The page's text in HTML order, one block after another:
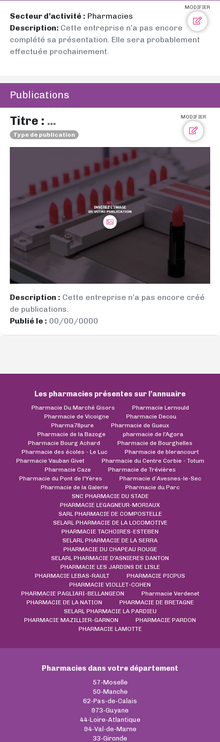
MODIFIER
Secteur d’activité : Pharmacies
Description: Cette entreprise n’a pas encore
complété sa présentation. Elle sera probablement
effectuée prochainement.
Publications
MODIFIER
Titre : ...
Type de publication
Description : Cette entreprise n’a pas encore créé
de publications.
Publié le : 00/00/0000
Les pharmacies présentes sur l’annuaire
Pharmacie Du Marché Gisors
Pharmacie Lernould
Pharmacie de Vicoigne
Pharmacie Decou
Pharma78pure
Pharmacie de Gueux
Pharmacie de la Bazoge
pharmacie de l'Agora
Pharmacie Bourg Achard
Pharmacie de Bourghelles
Pharmacie des écoles - Le Luc
Pharmacie de blerancourt
Pharmacie Vauban Givet
Pharmacie du Centre Corbie - Totum
Pharmacie Caze
Pharmacie de Trévières
Pharmacie du Pont de l'Yères
Pharmacie d’Avesnes-le-Sec
Pharmacie de la Galerie
Pharmacie du Parc
SNC PHARMACIE DU STADE
PHARMACIE LEGAGNEUR-MORIAUX
SARL PHARMACIE DE COMPOSTELLE
SELARL PHARMACIE DE LA LOCOMOTIVE
PHARMACIE TACHOIRES-ESTEBEN
SELARL PHARMACIE DE LA SERRA
PHARMACIE DU CHAPEAU ROUGE
SELARL PHARMACIE D'ASNIERES DANTON
PHARMACIE LES JARDINS DE LISLE
PHARMACIE LEBAS-RAULT
PHARMACIE PICPUS
PHARMACIE VIOLLET-COHEN
PHARMACIE PAGLIARI-BELLANGEON
Pharmacie Verdenet
PHARMACIE DE LA NATION
PHARMACIE DE BRETAGNE
SELARL PHARMACIE LA PARDIEU
PHARMACIE MAZILLIER-GARNON
PHARMACIE PARDON
PHARMACIE LAMOTTE
Pharmacies dans votre département
57-Moselle
50-Manche
62-Pas-de-Calais
973-Guyane
44-Loire-Atlantique
94-Val-de-Marne
33-Gironde